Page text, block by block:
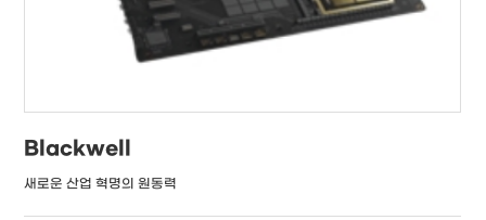
Blackwell
새로운 산업 혁명의 원동력